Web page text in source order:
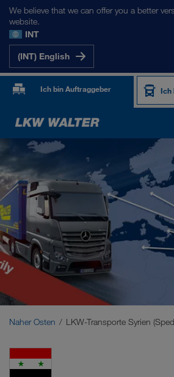
We believe that we can offer you a better
website.
INT
(INT) English
Ich bin Auftraggeber Ich
UNSERE MÄRKTE
Europa
Zentralasien
Russland
Naher Osten
Naher Osten LKW-Transporte Syrien